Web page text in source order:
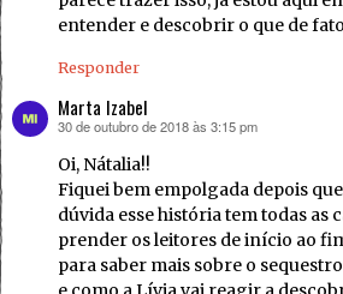
entender e descobrir o que de
Responder
Marta Izabel
disse:
30 de outubro de 2018 às 3:15 pm
Oi, Nátalia!!
Fiquei bem empolgada depois
dúvida esse história tem todas as
prender os leitores de início ao
para saber mais sobre o